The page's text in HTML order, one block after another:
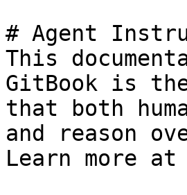
# Agent
This
GitBook is
that both
and reason
Learn more